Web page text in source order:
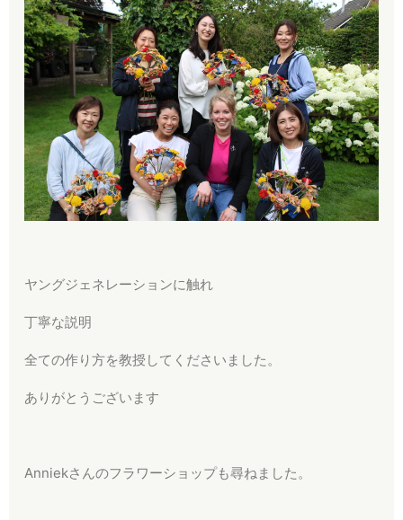
ヤングジェネレーションに触れ
丁寧な説明
全ての作り方を教授してくださいました。
ありがとうございます
Anniekさんのフラワーショップも尋ねました。